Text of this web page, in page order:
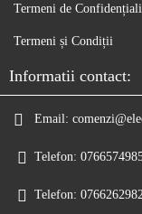
Termeni de
Termeni și Condiții
Informatii contact:
Email:
Telefon:
Telefon: 0766262982